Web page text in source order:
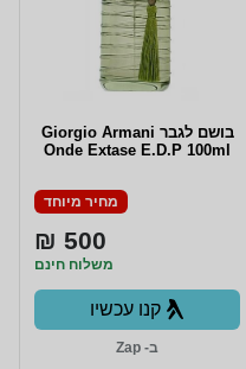
בושם לגבר Giorgio Armani
Onde Extase E.D.P 100ml
מחיר מיוחד
500 ₪
משלוח חינם
קנו עכשיו
ב- Zap